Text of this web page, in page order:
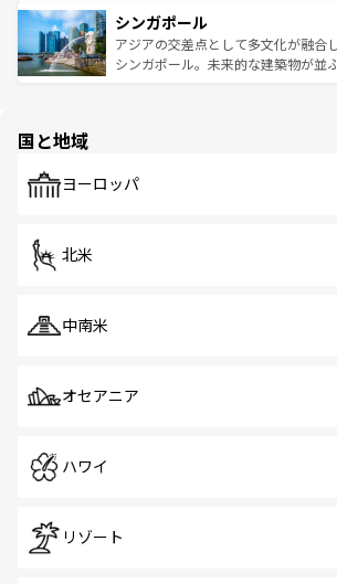
参照してほしい。
激する。気候は一年中温暖で、どの
が待っている。親しみやすいタイの
た文化、そして多様な観光資源が、
み、どこを訪れても感動するはず。
ており、効率よく見どころを回れる
うな絶景から文化的な体験まで、香
シンガポール
アジアの交差点として多文化が融合
シンガポール。未来的な建築物が並
で、ホーカーズは地元の風情を楽し
国と地域
ヨーロッパ
北米
中南米
オセアニア
ハワイ
リゾート